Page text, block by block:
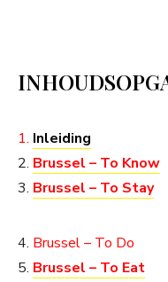
1. Inleiding
2. Brussel – To Know
3. Brussel – To Stay
4. Brussel – To Do
5. Brussel – To Eat